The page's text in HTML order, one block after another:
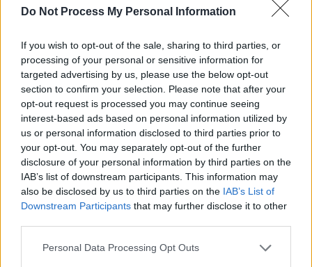
Do Not Process My Personal Information
If you wish to opt-out of the sale, sharing to third parties, or
processing of your personal or sensitive information for
targeted advertising by us, please use the below opt-out
section to confirm your selection. Please note that after your
opt-out request is processed you may continue seeing
interest-based ads based on personal information utilized by
us or personal information disclosed to third parties prior to
your opt-out. You may separately opt-out of the further
disclosure of your personal information by third parties on the
IAB’s list of downstream participants. This information may
also be disclosed by us to third parties on the IAB’s List of
Downstream Participants that may further disclose it to other
Please note that this website/app uses one or more Google
Personal Data Processing Opt Outs
«Ηανακούφισή μου για την επιστροφή σε
καλή κατάσταση των σημειωματαρίων είναι
βαθιά και είναι σχεδόν αδύνατο να την
εκφράσω με τον σωστό τρόπο», αναφέρει η
Τζέσικα Γκάρντνερ, η διευθύντρια των
υπηρεσιών βιβλιοθήκης.